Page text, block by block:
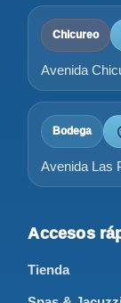
Chicureo
Avenida
Bodega
Avenida Las
Accesos
Tienda